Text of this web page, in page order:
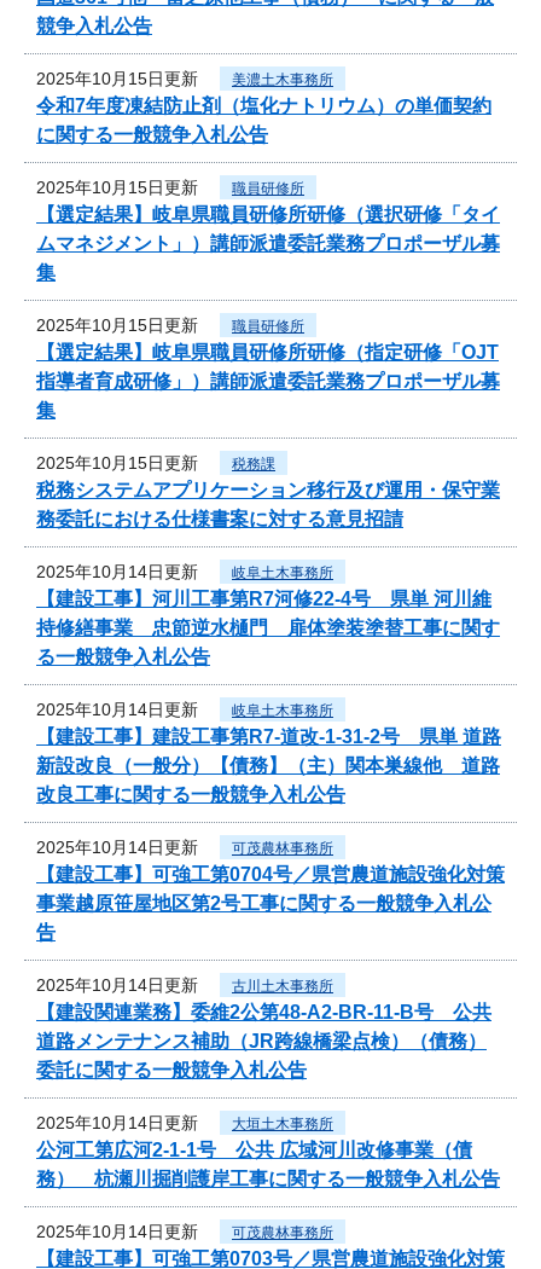
競争入札公告
2025年10月15日更新 美濃土木事務所
令和7年度凍結防止剤（塩化ナトリウム）の単価契約
に関する一般競争入札公告
2025年10月15日更新 職員研修所
【選定結果】岐阜県職員研修所研修（選択研修「タイ
ムマネジメント」）講師派遣委託業務プロポーザル募
集
2025年10月15日更新 職員研修所
【選定結果】岐阜県職員研修所研修（指定研修「OJT
指導者育成研修」）講師派遣委託業務プロポーザル募
集
2025年10月15日更新 税務課
税務システムアプリケーション移行及び運用・保守業
務委託における仕様書案に対する意見招請
2025年10月14日更新 岐阜土木事務所
【建設工事】河川工事第R7河修22-4号 県単 河川維
持修繕事業 忠節逆水樋門 扉体塗装塗替工事に関す
る一般競争入札公告
2025年10月14日更新 岐阜土木事務所
【建設工事】建設工事第R7-道改-1-31-2号 県単 道路
新設改良（一般分）【債務】（主）関本巣線他 道路
改良工事に関する一般競争入札公告
2025年10月14日更新 可茂農林事務所
【建設工事】可強工第0704号／県営農道施設強化対策
事業越原笹屋地区第2号工事に関する一般競争入札公
告
2025年10月14日更新 古川土木事務所
【建設関連業務】委維2公第48-A2-BR-11-B号 公共
道路メンテナンス補助（JR跨線橋梁点検）（債務）
委託に関する一般競争入札公告
2025年10月14日更新 大垣土木事務所
公河工第広河2-1-1号 公共 広域河川改修事業（債
務） 杭瀬川掘削護岸工事に関する一般競争入札公告
2025年10月14日更新 可茂農林事務所
【建設工事】可強工第0703号／県営農道施設強化対策